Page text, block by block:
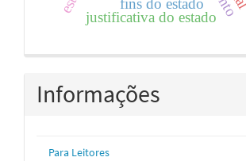
justificativa do estado
fins do estado
Informações
Para Leitores